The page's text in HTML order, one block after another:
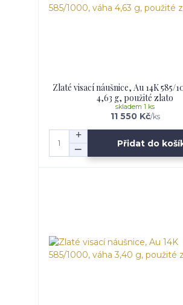
Zlaté visací náušnice, Au 14K 585/
4,63 g, použité zlato
11 550 Kč/ks
skladem 1 ks
Přidat do